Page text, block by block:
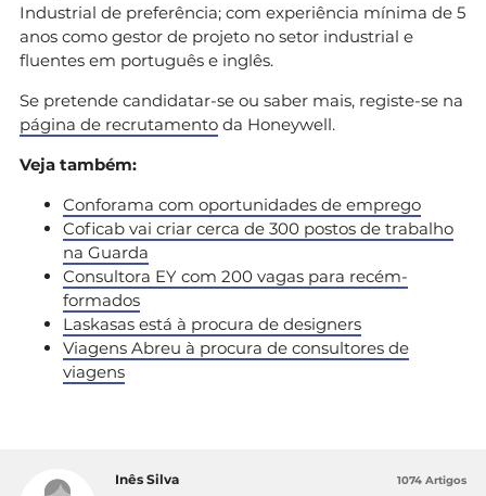
Industrial de preferência; com experiência mínima de 5
anos como gestor de projeto no setor industrial e
fluentes em português e inglês.
Se pretende candidatar-se ou saber mais, registe-se na
página de recrutamento da Honeywell.
Veja também:
Conforama com oportunidades de emprego
Coficab vai criar cerca de 300 postos de trabalho
na Guarda
Consultora EY com 200 vagas para recém-
formados
Laskasas está à procura de designers
Viagens Abreu à procura de consultores de
viagens
Inês Silva 1074 Artigos